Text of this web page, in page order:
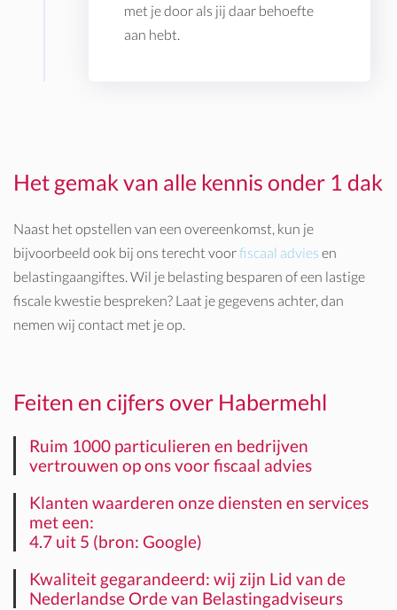
met je door als jij daar behoefte
aan hebt.
Het gemak van alle kennis onder 1 dak
Naast het opstellen van een overeenkomst, kun je
bijvoorbeeld ook bij ons terecht voorfiscaal advies en
belastingaangiftes. Wil je belasting besparen of een lastige
fiscale kwestie bespreken? Laat je gegevens achter, dan
nemen wij contact met je op.
Feiten en cijfers over Habermehl
Ruim 1000 particulieren en bedrijven
vertrouwen op ons voor fiscaal advies
Klanten waarderen onze diensten en services
met een:
4.7 uit 5 (bron: Google)
Kwaliteit gegarandeerd: wij zijn Lid van de
Nederlandse Orde van Belastingadviseurs